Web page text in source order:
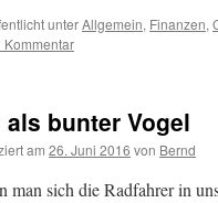
unterAllgemein, Finanzen,
Kommentar
als bunter Vogel
am 26. Juni 2016 von Bernd
man sich die Radfahrer in